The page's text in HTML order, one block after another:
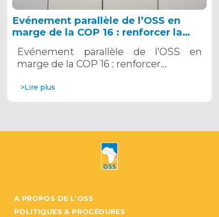
Evénement parallèle de l’OSS en
marge de la COP 16 : renforcer la
Systèmes d’Alerte Précoce
Multirisques. 12 décembre 2024
Evénement parallèle de l’OSS en
marge de la COP 16 : renforcer…
>Lire plus
A PROPOS DE L'OSS
POLITIQUES & PROCÉDURES